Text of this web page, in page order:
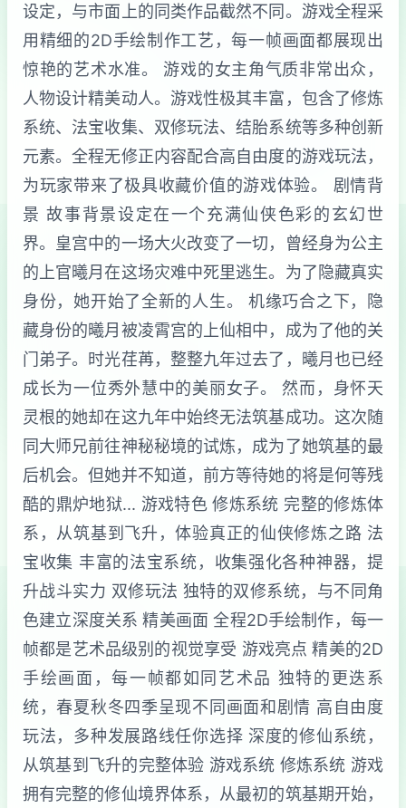
设定，与市面上的同类作品截然不同。游戏全程采
用精细的2D手绘制作工艺，每一帧画面都展现出
惊艳的艺术水准。 游戏的女主角气质非常出众，
人物设计精美动人。游戏性极其丰富，包含了修炼
系统、法宝收集、双修玩法、结胎系统等多种创新
元素。全程无修正内容配合高自由度的游戏玩法，
为玩家带来了极具收藏价值的游戏体验。 剧情背
景 故事背景设定在一个充满仙侠色彩的玄幻世
界。皇宫中的一场大火改变了一切，曾经身为公主
的上官曦月在这场灾难中死里逃生。为了隐藏真实
身份，她开始了全新的人生。 机缘巧合之下，隐
藏身份的曦月被凌霄宫的上仙相中，成为了他的关
门弟子。时光荏苒，整整九年过去了，曦月也已经
成长为一位秀外慧中的美丽女子。 然而，身怀天
灵根的她却在这九年中始终无法筑基成功。这次随
同大师兄前往神秘秘境的试炼，成为了她筑基的最
后机会。但她并不知道，前方等待她的将是何等残
酷的鼎炉地狱... 游戏特色 修炼系统 完整的修炼体
系，从筑基到飞升，体验真正的仙侠修炼之路 法
宝收集 丰富的法宝系统，收集强化各种神器，提
升战斗实力 双修玩法 独特的双修系统，与不同角
色建立深度关系 精美画面 全程2D手绘制作，每一
帧都是艺术品级别的视觉享受 游戏亮点 精美的2D
手绘画面，每一帧都如同艺术品 独特的更迭系
统，春夏秋冬四季呈现不同画面和剧情 高自由度
玩法，多种发展路线任你选择 深度的修仙系统，
从筑基到飞升的完整体验 游戏系统 修炼系统 游戏
拥有完整的修仙境界体系，从最初的筑基期开始，